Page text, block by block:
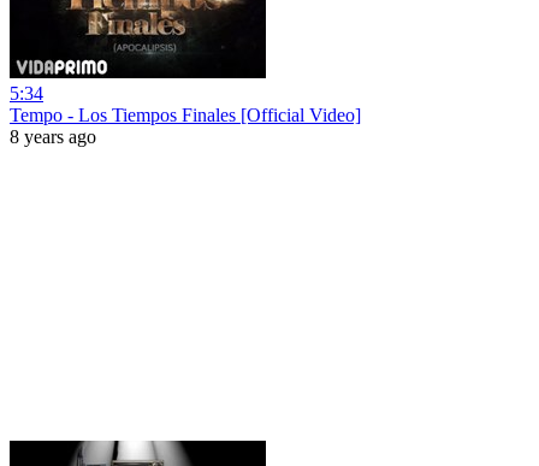
5:34
Tempo - Los Tiempos Finales [Official Video]
8 years ago